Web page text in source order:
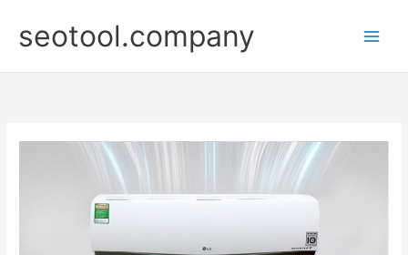
dung
seotool.company